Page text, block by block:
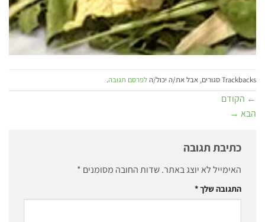
Trackbacks סגורים, אבל את/ה יכול/ה לפרסם תגובה.
← הקודם
הבא →
כתיבת תגובה
האימייל לא יוצג באתר.שדות החובה מסומנים *
התגובה שלך*